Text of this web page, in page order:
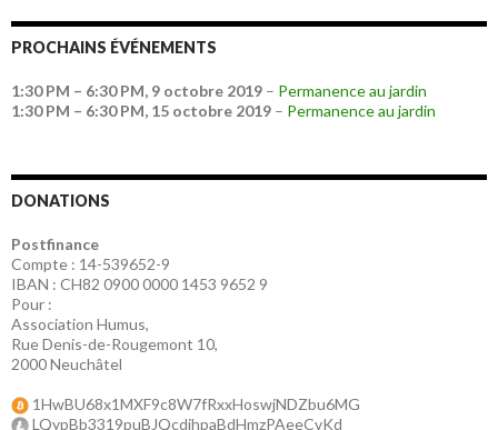
PROCHAINS ÉVÉNEMENTS
1:30 PM – 6:30 PM, 9 octobre 2019 – Permanence au jardin
1:30 PM – 6:30 PM, 15 octobre 2019 – Permanence au jardin
DONATIONS
Postfinance
Compte : 14-539652-9
IBAN : CH82 0900 0000 1453 9652 9
Pour :
Association Humus,
Rue Denis-de-Rougemont 10,
2000 Neuchâtel
1HwBU68x1MXF9c8W7fRxxHoswjNDZbu6MG
LQypBb3319puBJQcdjhpaBdHmzPAeeCvKd